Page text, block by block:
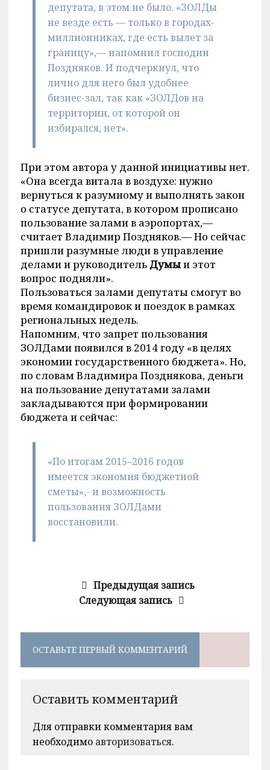
депутата, в этом не было. «ЗОЛДы
не везде есть — только в городах-
миллионниках, где есть вылет за
границу»,— напомнил господин
Поздняков. И подчеркнул, что
лично для него был удобнее
бизнес-зал, так как «ЗОЛДов на
территории, от которой он
избирался, нет».
При этом автора у данной инициативы нет.
«Она всегда витала в воздухе: нужно
вернуться к разумному и выполнять закон
о статусе депутата, в котором прописано
пользование залами в аэропортах,—
считает Владимир Поздняков.— Но сейчас
пришли разумные люди в управление
делами и руководитель Думыи этот
вопрос подняли».
Пользоваться залами депутаты смогут во
время командировок и поездок в рамках
региональных недель.
Напомним, что запрет пользования
ЗОЛДами появился в 2014 году «в целях
экономии государственного бюджета». Но,
по словам Владимира Позднякова, деньги
на пользование депутатами залами
закладываются при формировании
бюджета и сейчас:
«По итогам 2015–2016 годов
имеется экономия бюджетной
сметы»,- и возможность
пользования ЗОЛДами
восстановили.
Предыдущая запись
Следующая запись
ОСТАВЬТЕ ПЕРВЫЙ КОММЕНТАРИЙ
Оставить комментарий
Для отправки комментария вам
необходимо авторизоваться.